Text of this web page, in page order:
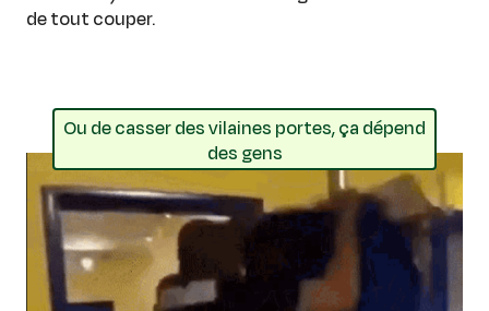
de tout couper.
Ou de casser des vilaines portes, ça dépend
des gens